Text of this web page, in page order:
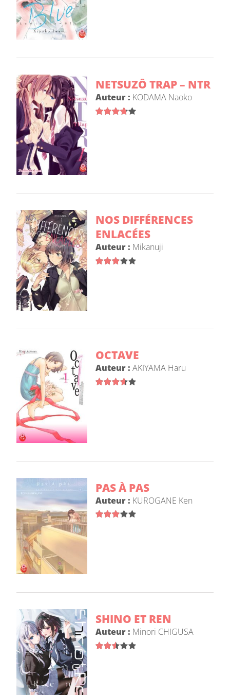
NETSUZÔ TRAP – NTR
Auteur : KODAMA Naoko
NOS DIFFÉRENCES
ENLACÉES
Auteur : Mikanuji
OCTAVE
Auteur : AKIYAMA Haru
PAS À PAS
Auteur : KUROGANE Ken
SHINO ET REN
Auteur : Minori CHIGUSA